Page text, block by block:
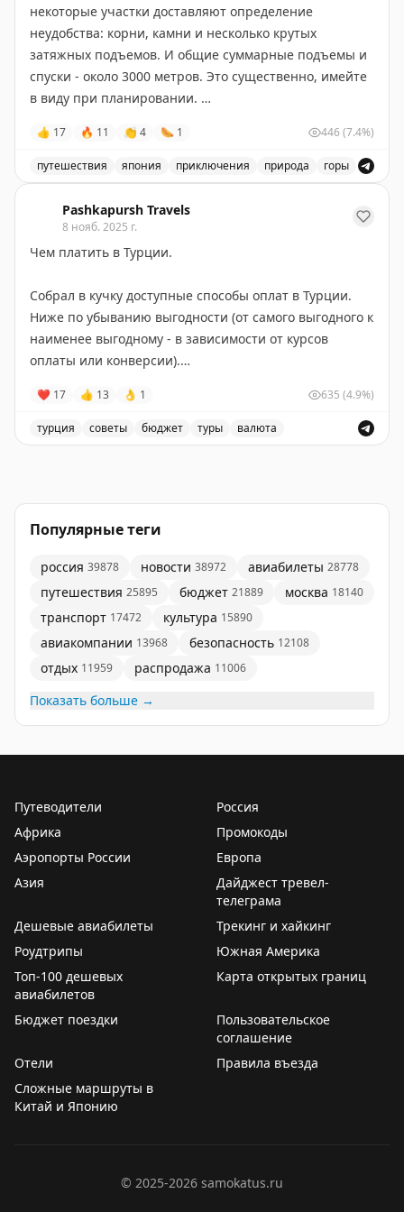
принципе не регистрируется на иностранный номер
телефона, бесполезен для туриста без японской
7. К-ЕТА - приложение для оформления электронного
разрешения на въезд в Корею, аналог веб-версии
встроенной картой T-money. Можно заказать онлайн,
Принимается в Корее практически везде + удобная
валютой по нормальному курсу.
9. NAVER MAPS и KakaoMap - два приложения с
онлайн-картами Кореи, практически идентичны по
функционалу, хорошие транспортные планировщики.
стоимости проезда.
иностранной картой или наличкой.
Ну и о навигаторах типа Organic Maps вы и так
знаете, не напоминаю :)
выхода #2 зоны прилетов), пополнить её наличными
вонами (тут же и обменники). Некоторые автоматы в
городе позволяют пополнять карту валютой для
автоматического обмена на воны по неплохому курсу.
Карта хитрая - на ней два чипа, перекинуть деньги со
можно в приложении после активации карты.
платежную карту в магазинах, кафе и тд.
Что можно успеть в Сеуле за полдня.
Чхонгечхон 청계천
центре Сеула. Город уже украшается к Рождеству,
поэтому тут довольно мило. Есть кофейни,
сувенирные магазины и тд.
Собор Мёндон 명동대성당
самом центре. Идти минут 15 от канала. Всё рядом.
3.Namsan Cable Car 남산 케이블카
вон, в обе - 15000. Спуститься можно пешком по
приятной дороге. Хорошее освещение и панорамы на
4.Улица Мёндон 명동
Тут жизнь и днем, и ночью. После заката особенно
активны продавцы уличной еды - об этом в
Кстати, сезон ярких листьев тут - танпхун. То, что в
Японии момидзи.
некоторые участки доставляют определение
неудобства: корни, камни и несколько крутых
затяжных подъемов. И общие суммарные подъемы и
спуски - около 3000 метров. Это существенно, имейте
в виду при планировании.
Общая протяженность около 38 км. За один день
пройти его практически нереально, рассчитывайте
на хотя бы одну ночевку в пути (даже если ходили по
40-50 км в день в Камино). Удобнее всего взять ночь
где-то в районе Tsugizakura-oji или чуть дальше, до
начала второй порции крутых подъемов.
На скринах карты примерно понятны перепады
высот в разрезе двух дней пути. Organic map неплохо
рассчитывает время, но сверяйтесь и с Гугл-картами
тоже (но часть пешеходных троп он тоже не знает).
Файлик с метками для Organic Maps с указанием мест
расположения печатей (розовые), интересных мест
(красные), транспортных точек (желтые) и моего
👍 17 🔥 11 👏 4 🌭 1 446 (7.4%)
путешествия япония приключения природа горы
Pashkapursh Travels
8 нояб. 2025 г.
Чем платить в Турции.
Собрал в кучку доступные способы оплат в Турции.
Ниже по убыванию выгодности (от самого выгодного к
наименее выгодному - в зависимости от курсов
оплаты или конверсии).
1. Карты Юнион Пэй наших несанкционных банков
(РСХБ, АТБ). Для оплаты по нормальному курсу карта
РСХБ должна быть в юанях (в АТБ не столь
гаджету Huawei с поддержкой HuaweiPay и NFC.
2. Куаркод через приложение Сбера. Это новое в
списке. Требуется последняя версия приложения
Сбера и интернет при оплате. Продавец показывает
куар, сканируете его приложением, подтверждаете
покупку. Другие банки тоже начинают реализовывать
3. Карта Letim. Виртуальная или физическая карта
4. Зарубежные карты. Виза/Мастеркард проходят
почти везде. Единичные сложности наблюдались при
оплатах белорусскими картами. Курс считайте сами,
исходя из способа пополнения ваших карт.
5. Наличка. На последнем месте, ибо курс не
быть и тд. Если всё же без неё никак, то выгоднее
банкоматах ZiraatBank, VakıfBank и IşBank - эти не
PS. На сдачу в какой-то аптеке дали новую монетку 5
❤ 17 👍 13 👌 1 635 (4.9%)
турция советы бюджет туры валюта
Популярные теги
россия 39878 новости 38972 авиабилеты 28778
путешествия 25895 бюджет 21889 москва 18140
транспорт 17472 культура 15890
авиакомпании 13968 безопасность 12108
отдых 11959 распродажа 11006
Показать больше →
Путеводители
Россия
Африка
Промокоды
Аэропорты России
Европа
Азия
Дайджест тревел-
телеграма
Дешевые авиабилеты
Трекинг и хайкинг
Роудтрипы
Южная Америка
Топ-100 дешевых
авиабилетов
Карта открытых границ
Бюджет поездки
Пользовательское
соглашение
Отели
Правила въезда
Сложные маршруты в
Китай и Японию
© 2025-2026 samokatus.ru